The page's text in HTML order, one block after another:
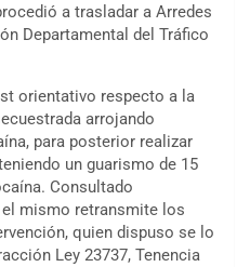
a trasladar a Arredes
Departamental del Tráfico
orientativo respecto a la
arrojando
para posterior realizar
un guarismo de 15
Consultado
mismo retransmite los
quien dispuso se lo
Ley 23737, Tenencia